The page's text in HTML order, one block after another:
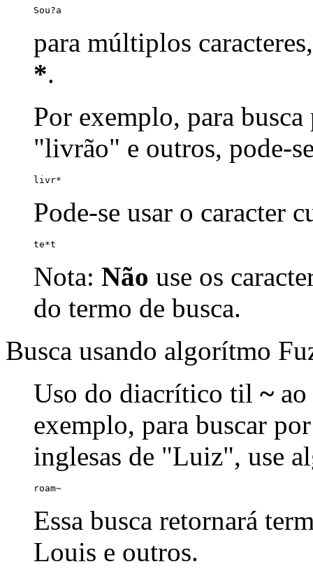
Sou?a
para múltiplos
*.
Por exemplo, para
"livrão" e outros, pode-
livr*
Pode-se usar o caracter
te*t
Nota: Não use os
do termo de busca.
Busca usando algorítmo
Uso do diacrítico til ~
exemplo, para buscar
inglesas de "Luiz", use
roam~
Essa busca retornará
Louis e outros.